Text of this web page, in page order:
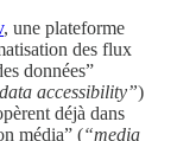
, une plateforme
des flux
données”
accessibility”)
déjà dans
média” (“media